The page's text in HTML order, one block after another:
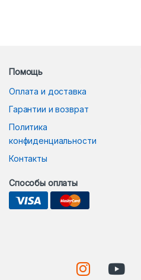
Помощь
Оплата и доставка
Гарантии и возврат
Политика
конфиденциальности
Контакты
Способы оплаты